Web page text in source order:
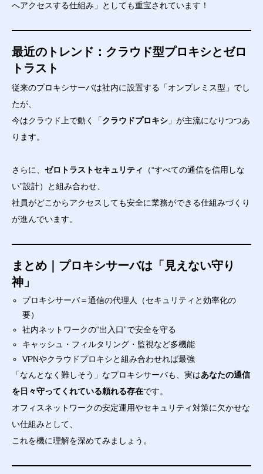
へアクセスする仕組み」としても重宝されています！
最近のトレンド：クラウド型プロキシとゼロ
トラスト
従来のプロキシサーバは社内に設置する「オンプレミス型」でし
たが、
今はクラウド上で動く「クラウドプロキシ 」が主流になりつつあ
ります。
さらに、 ゼロトラストセキュリティ
（“すべての通信を信用しな
い”設計）と組み合わせ、
社員がどこからアクセスしても安全に業務ができる仕組みづくり
が進んでいます。
まとめ｜プロキシサーバは「見えない守り
神」
プロキシサーバ＝通信の代理人（セキュリティと効率化の
要）
社内ネットワークの“出入口”で安全を守る
キャッシュ・フィルタリング・監視など多機能
VPNやクラウドプロキシと組み合わせれば最強
「なんとなく難しそう」なプロキシサーバも、実はあなたの通信
を日々守ってくれている頼れる存在です。
オフィスネットワークの安定運用やセキュリティ対策に欠かせな
い仕組みとして、
これを機に理解を深めてみましょう。